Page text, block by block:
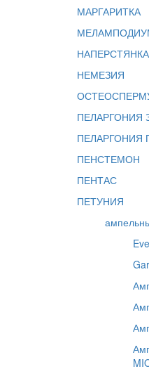
МАРГАРИТКА
НАПЕРСТЯНКА
НЕМЕЗИЯ
ПЕЛАРГОНИЯ
ПЕНСТЕМОН
ПЕНТАС
ПЕТУНИЯ